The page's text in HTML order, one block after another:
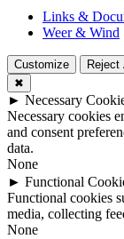
Links &
Weer & Wind
Customize Reject
✖
► Necessary
Necessary cookies
and consent
data.
None
► Functional
Functional cookies
media, collecting
None